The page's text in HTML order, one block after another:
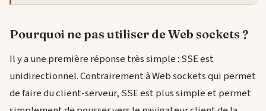
Pourquoi ne pas utiliser de Web sockets ?
Il y a une première réponse très simple : SSE est
unidirectionnel. Contrairement à Web sockets qui permet
de faire du client-serveur, SSE est plus simple et permet